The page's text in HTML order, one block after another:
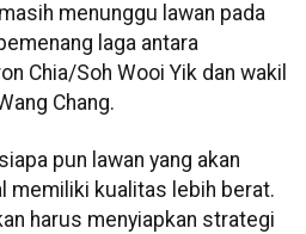
menunggu lawan pada
laga antara
Chia/Soh Wooi Yik dan wakil
Chang.
pun lawan yang akan
memiliki kualitas lebih berat.
harus menyiapkan strategi